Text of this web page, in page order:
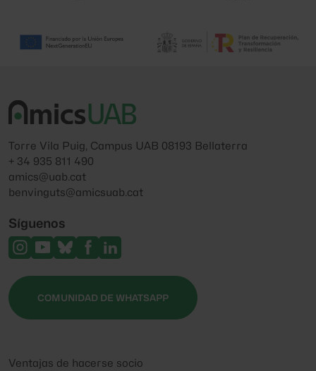
Torre Vila Puig, Campus UAB 08193 Bellaterra
+ 34 935 811 490
amics@uab.cat
benvinguts@amicsuab.cat
Síguenos
COMUNIDAD DE WHATSAPP
Ventajas de hacerse socio